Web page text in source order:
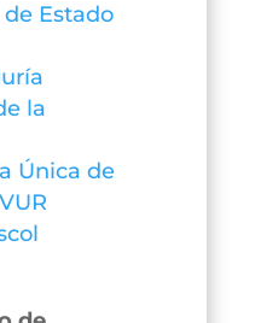
Estado
la
Única de